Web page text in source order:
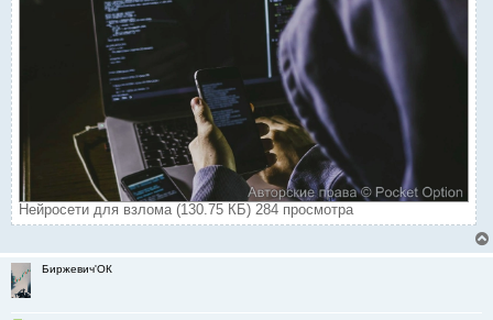
Нейросети для взлома (130.75 КБ) 284 просмотра
Биржевич'ОК